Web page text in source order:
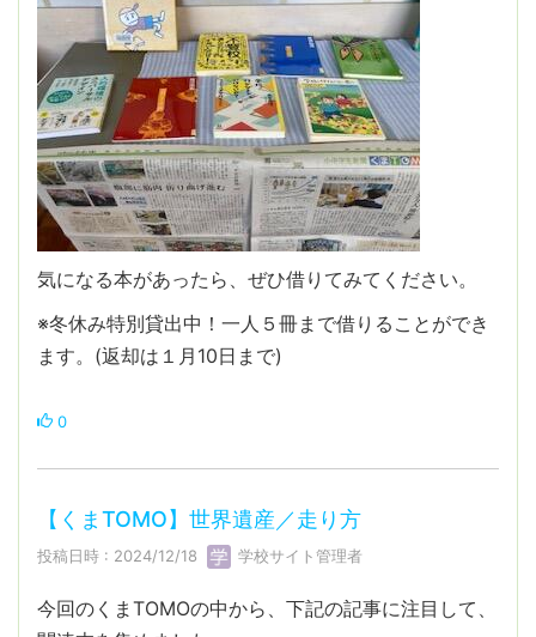
気になる本があったら、ぜひ借りてみてください。
※冬休み特別貸出中！一人５冊まで借りることができ
ます。(返却は１月10日まで)
0
【くまTOMO】世界遺産／走り方
投稿日時 : 2024/12/18 学校サイト管理者
今回のくまTOMOの中から、下記の記事に注目して、